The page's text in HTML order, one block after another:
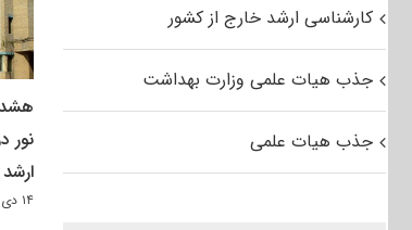
نور
ارشد
۱۴ دی, ۱۴۰۴
کارشناسی ارشد خارج از کشور
جذب هیات علمی وزارت بهداشت
جذب هیات علمی